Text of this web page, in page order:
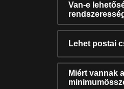
Van-e
Lehet postai
Miért vannak